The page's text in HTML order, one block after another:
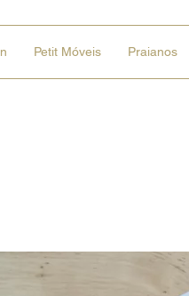
Petit Móveis Praianos